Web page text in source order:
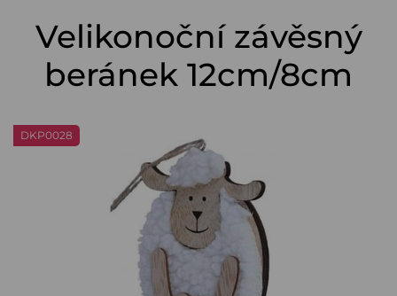
Velikonoční závěsný
beránek 12cm/8cm
DKP0028